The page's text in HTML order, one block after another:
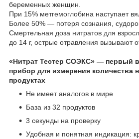
беременных женщин.
При 15% метгемоглобина наступает
Более 50% — потеря сознания,
Смертельная доза нитратов для
до 14 г, острые отравления вызывают
«Нитрат Тестер СОЭКС» — первый
прибор для измерения количества
продуктах
Не имеет аналогов в мире
База из 32 продуктов
3 секунды на проверку
Удобная и понятная индикация: